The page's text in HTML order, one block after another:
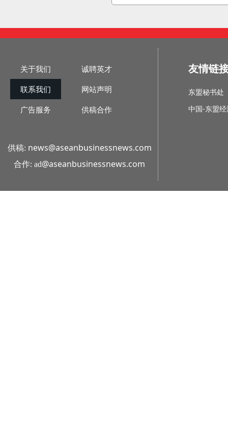
关于我们
联系我们
广告服务
诚聘英才
网站声明
供稿合作
供稿: news@aseanbusinessnews.com
合作: ad@aseanbusinessnews.com
友情链
东盟秘书处
中国-东盟